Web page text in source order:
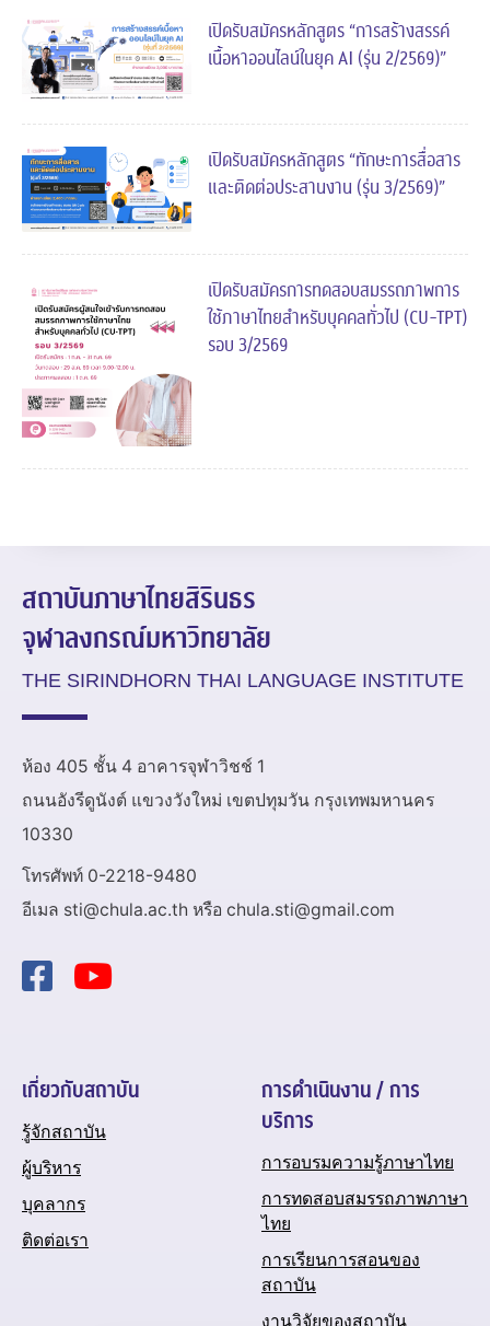
เปิดรับสมัครหลักสูตร “การสร้างสรรค์
เนื้อหาออนไลน์ในยุค AI (รุ่น 2/2569)”
เปิดรับสมัครหลักสูตร “ทักษะการสื่อสาร
และติดต่อประสานงาน (รุ่น 3/2569)”
เปิดรับสมัครการทดสอบสมรรถภาพการ
ใช้ภาษาไทยสำหรับบุคคลทั่วไป (CU-TPT)
รอบ 3/2569
สถาบันภาษาไทยสิรินธร
จุฬาลงกรณ์มหาวิทยาลัย
THE SIRINDHORN THAI LANGUAGE INSTITUTE
ห้อง 405 ชั้น 4 อาคารจุฬาวิชช์ 1
ถนนอังรีดูนังต์ แขวงวังใหม่ เขตปทุมวัน กรุงเทพมหานคร
10330
โทรศัพท์ 0-2218-9480
อีเมล sti@chula.ac.th หรือ chula.sti@gmail.com
เกี่ยวกับสถาบัน
รู้จักสถาบัน
ผู้บริหาร
บุคลากร
ติดต่อเรา
การดำเนินงาน / การ
บริการ
การอบรมความรู้ภาษาไทย
การทดสอบสมรรถภาพภาษา
ไทย
การเรียนการสอนของ
สถาบัน
งานวิจัยของสถาบัน